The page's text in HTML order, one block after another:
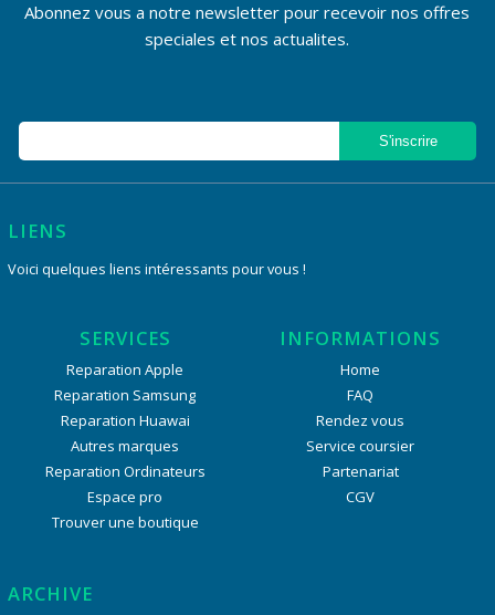
Abonnez vous a notre newsletter pour recevoir nos offres
speciales et nos actualites.
LIENS
Voici quelques liens intéressants pour vous !
SERVICES
Reparation Apple
Reparation Samsung
Reparation Huawai
Autres marques
Reparation Ordinateurs
Espace pro
Trouver une boutique
INFORMATIONS
Home
FAQ
Rendez vous
Service coursier
Partenariat
CGV
ARCHIVE